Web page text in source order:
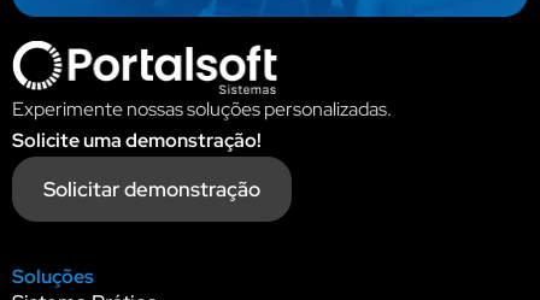
Experimente nossas soluções personalizadas.
Solicite uma demonstração!
Solicitar demonstração
Soluções